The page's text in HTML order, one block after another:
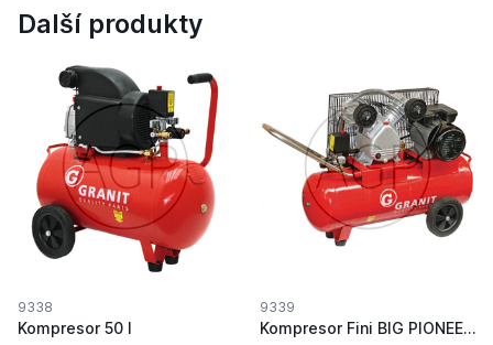
Další produkty
9338
Kompresor 50 l
9339
Kompresor Fini BIG PIONEER 50 l dvouválcový sac...